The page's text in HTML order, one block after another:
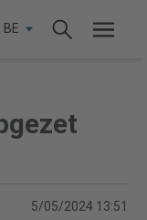
BE
5/05/2024 13:51